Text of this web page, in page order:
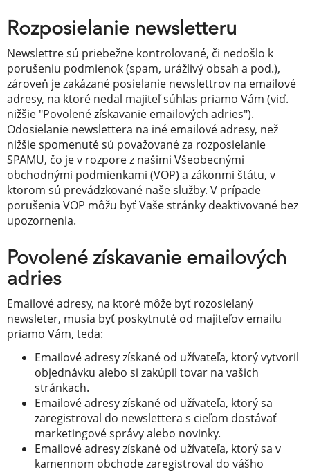
Rozposielanie newsletteru
Newslettre sú priebežne kontrolované, či nedošlo k
porušeniu podmienok (spam, urážlivý obsah a pod.),
zároveň je zakázané posielanie newslettrov na emailové
adresy, na ktoré nedal majiteľ súhlas priamo Vám (viď.
nižšie "Povolené získavanie emailových adries").
Odosielanie newslettera na iné emailové adresy, než
nižšie spomenuté sú považované za rozposielanie
SPAMU, čo je v rozpore z našimi Všeobecnými
obchodnými podmienkami (VOP) a zákonmi štátu, v
ktorom sú prevádzkované naše služby. V prípade
porušenia VOP môžu byť Vaše stránky deaktivované bez
upozornenia.
Povolené získavanie emailových
adries
Emailové adresy, na ktoré môže byť rozosielaný
newsleter, musia byť poskytnuté od majiteľov emailu
priamo Vám, teda:
Emailové adresy získané od užívateľa, ktorý vytvoril
objednávku alebo si zakúpil tovar na vašich
stránkach.
Emailové adresy získané od užívateľa, ktorý sa
zaregistroval do newslettera s cieľom dostávať
marketingové správy alebo novinky.
Emailové adresy získané od užívateľa, ktorý sa v
kamennom obchode zaregistroval do vášho